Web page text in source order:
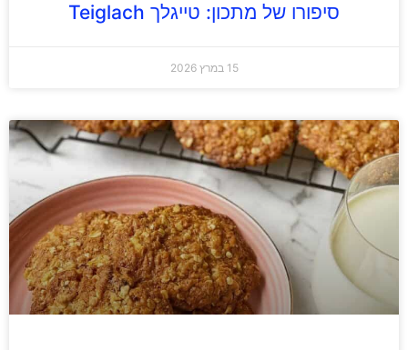
סיפורו של מתכון: טייגלך Teiglach
15 במרץ 2026